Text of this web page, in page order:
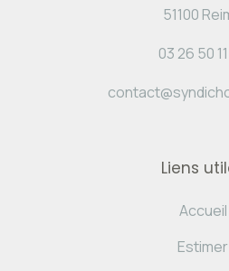
51100
03 26 50
Liens
Accueil
Estimer